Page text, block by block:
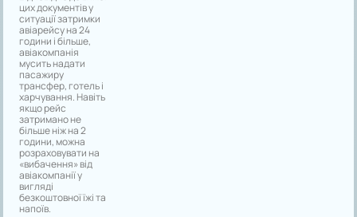
цих документів у
ситуації затримки
авіарейсу на 24
години і більше,
авіакомпанія
мусить надати
пасажиру
трансфер, готель і
харчування. Навіть
якщо рейс
затримано не
більше ніж на 2
години, можна
розраховувати на
«вибачення» від
авіакомпанії у
вигляді
безкоштовної їжі та
напоїв.